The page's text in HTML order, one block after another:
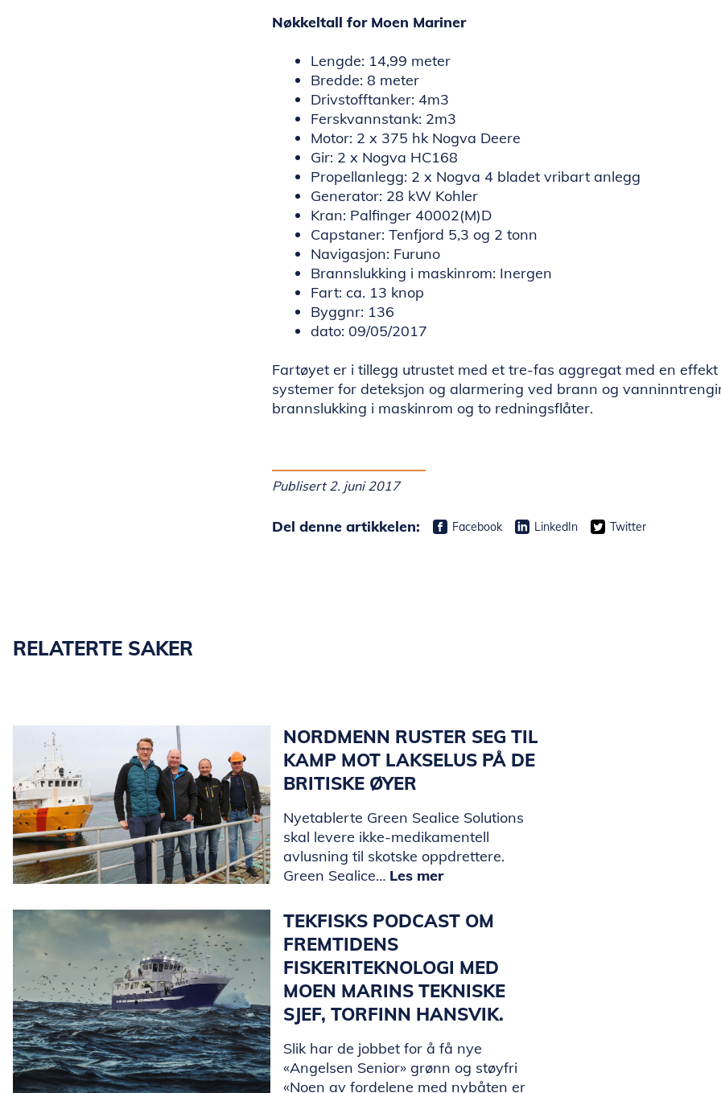
Nøkkeltall for Moen Mariner
Lengde: 14,99 meter
Bredde: 8 meter
Drivstofftanker: 4m3
Ferskvannstank: 2m3
Motor: 2 x 375 hk Nogva Deere
Gir: 2 x Nogva HC168
Propellanlegg: 2 x Nogva 4 bladet vribart anlegg
Generator: 28 kW Kohler
Kran: Palfinger 40002(M)D
Capstaner: Tenfjord 5,3 og 2 tonn
Navigasjon: Furuno
Brannslukking i maskinrom: Inergen
Fart: ca. 13 knop
Byggnr: 136
dato: 09/05/2017
Fartøyet er i tillegg utrustet med et tre-fas aggregat med en
systemer for deteksjon og alarmering ved brann og
brannslukking i maskinrom og to redningsflåter.
Publisert 2. juni 2017
Del denne artikkelen: Facebook LinkedIn Twitter
RELATERTE SAKER
NORDMENN RUSTER SEG TIL
KAMP MOT LAKSELUS PÅ DE
BRITISKE ØYER
Nyetablerte Green Sealice Solutions
skal levere ikke-medikamentell
avlusning til skotske oppdrettere.
Green Sealice… Les mer
TEKFISKS PODCAST OM
FREMTIDENS
FISKERITEKNOLOGI MED
MOEN MARINS TEKNISKE
SJEF, TORFINN HANSVIK.
Slik har de jobbet for å få nye
«Angelsen Senior» grønn og støyfri
«Noen av fordelene med nybåten er